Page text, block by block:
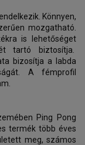
Könnyen,
mozgatható.
is lehetőséget
tartó biztosítja.
bizosítja a labda
A fémprofil
Ping Pong
termék több éves
meg, számos